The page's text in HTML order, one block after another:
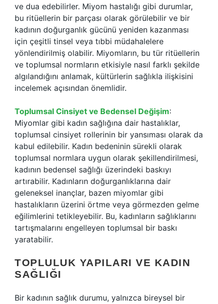
ve dua edebilirler. Miyom hastalığı gibi durumlar,
bu ritüellerin bir parçası olarak görülebilir ve bir
kadının doğurganlık gücünü yeniden kazanması
için çeşitli tinsel veya tıbbi müdahalelere
yönlendirilmiş olabilir. Miyomların, bu tür ritüellerin
ve toplumsal normların etkisiyle nasıl farklı şekilde
algılandığını anlamak, kültürlerin sağlıkla ilişkisini
incelemek açısından önemlidir.
Toplumsal Cinsiyet ve Bedensel Değişim:
Miyomlar gibi kadın sağlığına dair hastalıklar,
toplumsal cinsiyet rollerinin bir yansıması olarak da
kabul edilebilir. Kadın bedeninin sürekli olarak
toplumsal normlara uygun olarak şekillendirilmesi,
kadının bedensel sağlığı üzerindeki baskıyı
artırabilir. Kadınların doğurganlıklarına dair
geleneksel inançlar, bazen miyomlar gibi
hastalıkların üzerini örtme veya görmezden gelme
eğilimlerini tetikleyebilir. Bu, kadınların sağlıklarını
tartışmalarını engelleyen toplumsal bir baskı
yaratabilir.
TOPLULUK YAPILARI VE KADIN
SAĞLIĞI
Bir kadının sağlık durumu, yalnızca bireysel bir